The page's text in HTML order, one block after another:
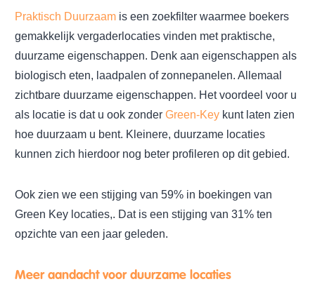
Praktisch Duurzaam is een zoekfilter waarmee boekers
gemakkelijk vergaderlocaties vinden met praktische,
duurzame eigenschappen. Denk aan eigenschappen als
biologisch eten, laadpalen of zonnepanelen. Allemaal
zichtbare duurzame eigenschappen. Het voordeel voor u
als locatie is dat u ook zonder Green-Key kunt laten zien
hoe duurzaam u bent. Kleinere, duurzame locaties
kunnen zich hierdoor nog beter profileren op dit gebied.
Ook zien we een stijging van 59% in boekingen van
Green Key locaties,. Dat is een stijging van 31% ten
opzichte van een jaar geleden.
Meer aandacht voor duurzame locaties